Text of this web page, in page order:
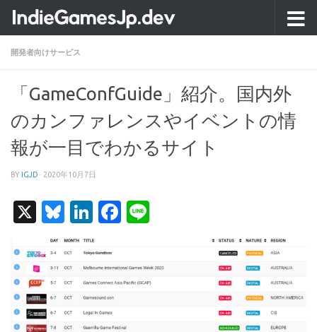
コンテンツへスキップ
開発者向けサービス
「GameConfGuide」紹介。国内外
のカンファレンスやイベントの情
報が一目でわかるサイト
BY IGJD · 2020年10月7日
X Bluesky
LinkedIn
Facebook